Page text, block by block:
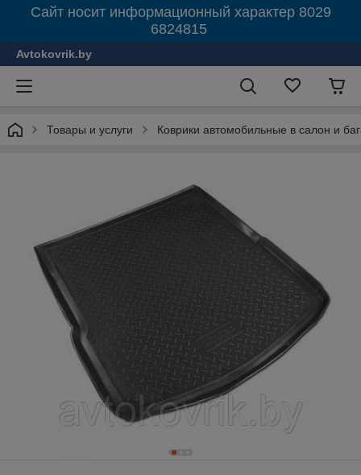
Сайт носит информационный характер 8029
6824815
Avtokovrik.by
Товары и услуги Коврики автомобильные в салон и